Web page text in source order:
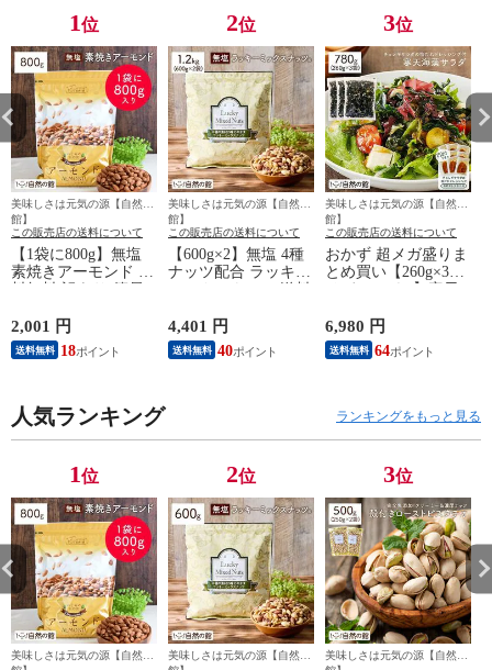
1位
美味しさは元気の源【自然の
館】
この販売店の送料について
【1袋に800g】無塩
素焼きアーモンド 送
2,001 円
送料無料 18
2位
美味しさは元気の源【自然の
館】
この販売店の送料について
【600g×2】無塩 4種
ナッツ配合 ラッキー
材料 業務用 大容量
ポスト投函 訳あり
(簡易梱包) 88s
4,401 円
送料無料 40
3位
美味しさは元気の源【自然の
館】
この販売店の送料について
おかず 超メガ盛りま
とめ買い【260g×3袋
ダイエット わかめ
ワカメ 寒天 かんて
ん 業務用 訳あり(簡
6,980 円
送料無料 64
人気ランキング ランキングをもっと見る
1位
美味しさは元気の源【自然の
2位
美味しさは元気の源【自然の
3位
美味しさは元気の源【自然の